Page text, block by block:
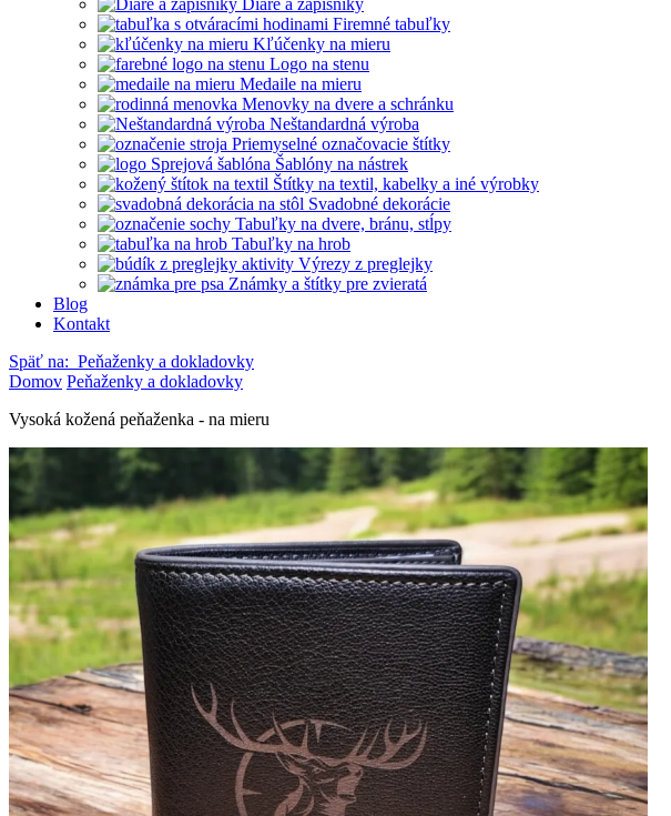
Diáre a zápisníky
Firemné tabuľky
Kľúčenky na mieru
Logo na stenu
Medaile na mieru
Menovky na dvere a schránku
Neštandardná výroba
Priemyselné označovacie štítky
Šablóny na nástrek
Štítky na textil, kabelky a iné výrobky
Svadobné dekorácie
Tabuľky na dvere, bránu, stĺpy
Tabuľky na hrob
Výrezy z preglejky
Známky a štítky pre zvieratá
Blog
Kontakt
Späť na: Peňaženky a dokladovky
Domov Peňaženky a dokladovky
Vysoká kožená peňaženka - na mieru